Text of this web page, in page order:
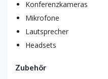
Konferenzkameras
Mikrofone
Lautsprecher
Headsets
Zubehör